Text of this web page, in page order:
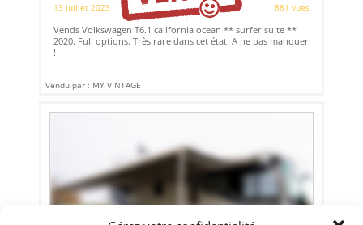
13 juillet 2023
881 vues
Vends Volkswagen T6.1 california ocean ** surfer suite **
2020. Full options. Très rare dans cet état. A ne pas manquer
!
Vendu par : MY VINTAGE